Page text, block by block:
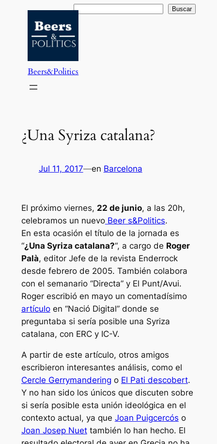
contenido
Buscar Buscar
Beers&Politics
¿Una Syriza catalana?
Jul 11, 2017—en Barcelona
El próximo viernes, 22 de junio, a las 20h,
celebramos un nuevoBeer s&Politics.
En esta ocasión el título de la jornada es
“¿Una Syriza catalana?“, a cargo de Roger
Palà, editor Jefe de la revista Enderrock
desde febrero de 2005. También colabora
con el semanario “Directa” y El Punt/Avui.
Roger escribió en mayo un comentadísimo
artículoen “Nació Digital” donde se
preguntaba si sería posible una Syriza
catalana, con ERC y IC-V.
A partir de este artículo, otros amigos
escribieron interesantes análisis, como el
Cercle Gerrymandering o El Pati descobert.
Y no han sido los únicos que discuten sobre
si sería posible esta unión ideológica en el
contexto actual, ya que Joan Puigcercós o
Joan Josep Nuettambién lo han hecho. El